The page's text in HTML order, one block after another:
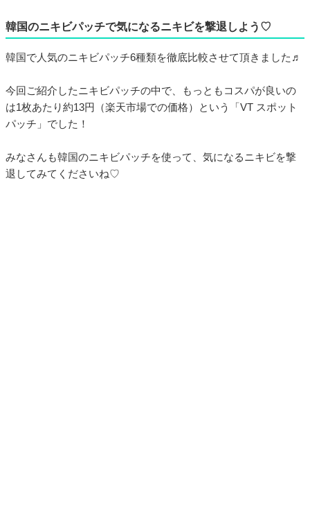
韓国のニキビパッチで気になるニキビを撃退しよう♡
韓国で人気のニキビパッチ6種類を徹底比較させて頂きました♬
今回ご紹介したニキビパッチの中で、もっともコスパが良いの
は1枚あたり約13円（楽天市場での価格）という「VT スポット
パッチ」でした！
みなさんも韓国のニキビパッチを使って、気になるニキビを撃
退してみてくださいね♡